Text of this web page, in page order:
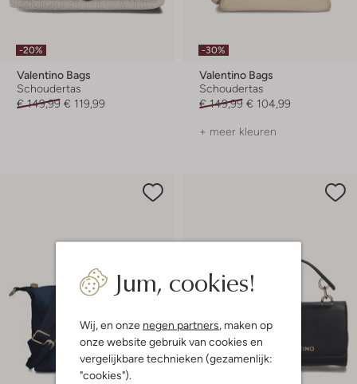
Jum, cookies!
Wij, en onze negen partners, maken op
onze website gebruik van cookies en
vergelijkbare technieken (gezamenlijk:
"cookies").
-20%
Valentino Bags
Schoudertas
€ 149,99 € 119,99
-30%
Valentino Bags
Schoudertas
€ 149,99 € 104,99
+ meer kleuren